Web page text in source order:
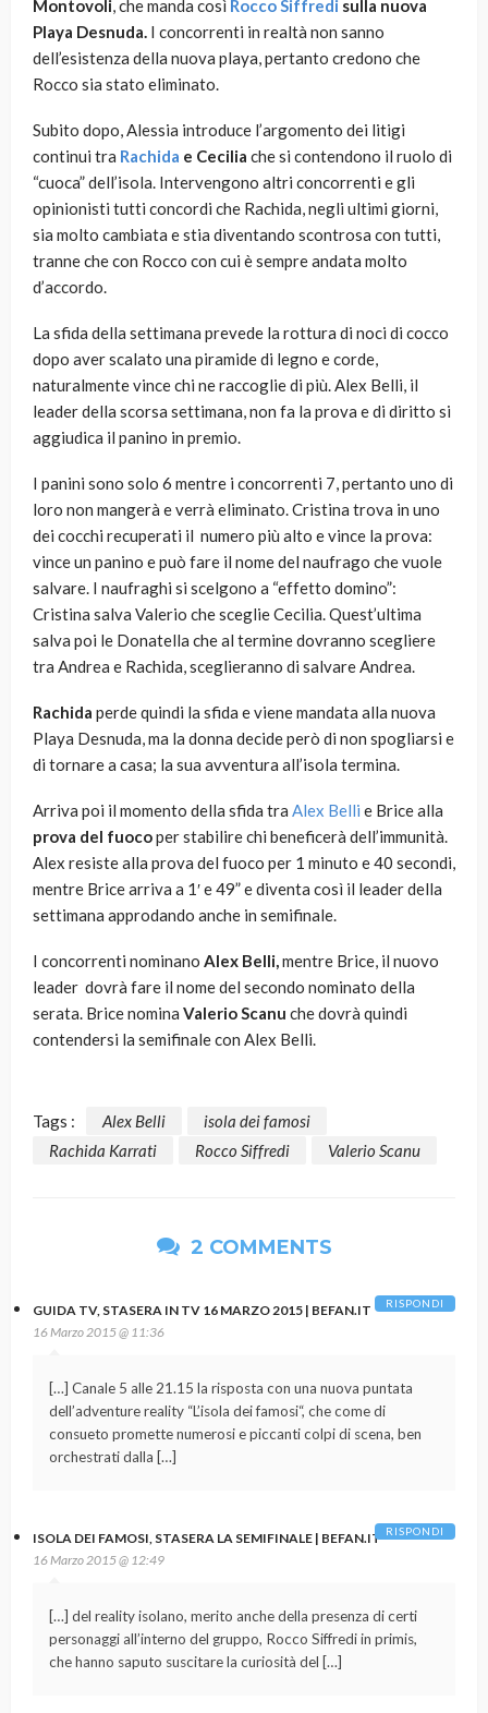
Montovoli, che manda così Rocco Siffredi sulla nuova
Playa Desnuda. I concorrenti in realtà non sanno
dell’esistenza della nuova playa, pertanto credono che
Rocco sia stato eliminato.
Subito dopo, Alessia introduce l’argomento dei litigi
continui tra Rachida e Cecilia che si contendono il ruolo di
“cuoca” dell’isola. Intervengono altri concorrenti e gli
opinionisti tutti concordi che Rachida, negli ultimi giorni,
sia molto cambiata e stia diventando scontrosa con tutti,
tranne che con Rocco con cui è sempre andata molto
d’accordo.
La sfida della settimana prevede la rottura di noci di cocco
dopo aver scalato una piramide di legno e corde,
naturalmente vince chi ne raccoglie di più. Alex Belli, il
leader della scorsa settimana, non fa la prova e di diritto si
aggiudica il panino in premio.
I panini sono solo 6 mentre i concorrenti 7, pertanto uno di
loro non mangerà e verrà eliminato. Cristina trova in uno
dei cocchi recuperati il numero più alto e vince la prova:
vince un panino e può fare il nome del naufrago che vuole
salvare. I naufraghi si scelgono a “effetto domino”:
Cristina salva Valerio che sceglie Cecilia. Quest’ultima
salva poi le Donatella che al termine dovranno scegliere
tra Andrea e Rachida, sceglieranno di salvare Andrea.
Rachida perde quindi la sfida e viene mandata alla nuova
Playa Desnuda, ma la donna decide però di non spogliarsi e
di tornare a casa; la sua avventura all’isola termina.
Arriva poi il momento della sfida tra Alex Belli e Brice alla
prova del fuocoper stabilire chi beneficerà dell’immunità.
Alex resiste alla prova del fuoco per 1 minuto e 40 secondi,
mentre Brice arriva a 1′ e 49” e diventa così il leader della
settimana approdando anche in semifinale.
I concorrenti nominano Alex Belli,mentre Brice, il nuovo
leader dovrà fare il nome del secondo nominato della
serata. Brice nomina Valerio Scanu che dovrà quindi
contendersi la semifinale con Alex Belli.
Tags : Alex Belli
isola dei famosi
Rachida Karrati
Rocco Siffredi Valerio Scanu
2 COMMENTS
GUIDA TV, STASERA IN TV 16 MARZO 2015 | BEFAN.IT
16 Marzo 2015 @ 11:36
[…] Canale 5 alle 21.15 la risposta con una nuova puntata
dell’adventure reality “L’isola dei famosi“, che come di
consueto promette numerosi e piccanti colpi di scena, ben
orchestrati dalla […]
RISPONDI
ISOLA DEI FAMOSI, STASERA LA SEMIFINALE | BEFAN.IT
16 Marzo 2015 @ 12:49
[…] del reality isolano, merito anche della presenza di certi
personaggi all’interno del gruppo, Rocco Siffredi in primis,
che hanno saputo suscitare la curiosità del […]
RISPONDI